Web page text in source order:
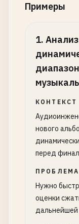
Примеры
1. Анализ
КОНТЕКСТ
нового
перед
ПРОБЛЕМА
Нужно
оценки
дальнейшей